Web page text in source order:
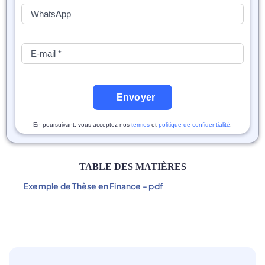
🎓
Envoyer
En poursuivant, vous acceptez nos termes et politique de confidentialité
TABLE DES MATIÈRES
Exemple de Thèse en Finance - pdf